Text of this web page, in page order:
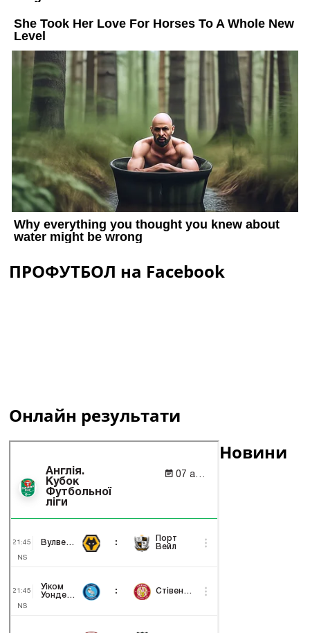
ПРОФУТБОЛ на Facebook
Онлайн результати
Новини